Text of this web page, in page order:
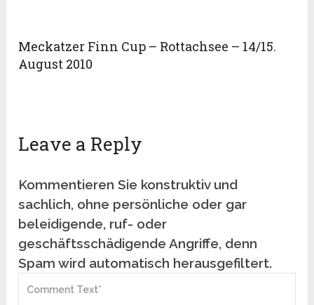
Meckatzer Finn Cup – Rottachsee – 14/15.
August 2010
Leave a Reply
Kommentieren Sie konstruktiv und
sachlich, ohne persönliche oder gar
beleidigende, ruf- oder
geschäftsschädigende Angriffe, denn
Spam wird automatisch herausgefiltert.